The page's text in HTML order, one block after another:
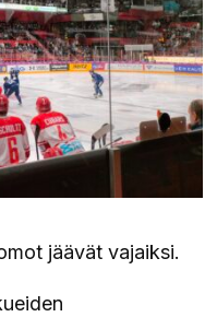
jäävät vajaiksi.